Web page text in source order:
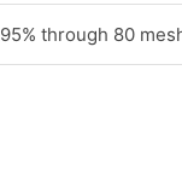
95% through 80